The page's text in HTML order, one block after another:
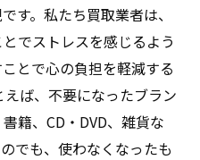
す。私たち買取業者は、
でストレスを感じるよう
とで心の負担を軽減する
ば、不要になったブラン
籍、CD・DVD、雑貨な
でも、使わなくなったも